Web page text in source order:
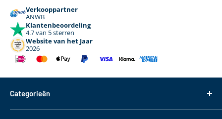
Verkooppartner
ANWB
Klantenbeoordeling
4.7 van 5 sterren
Website van het Jaar
2026
Categorieën